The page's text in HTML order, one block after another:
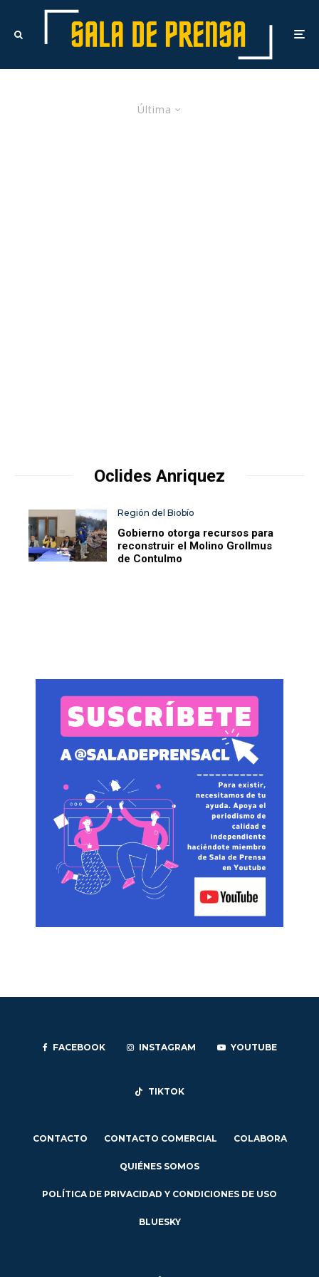
Última
Oclides Anriquez
Región del Biobío
Gobierno otorga recursos para
reconstruir el Molino Grollmus
de Contulmo
FACEBOOK INSTAGRAM YOUTUBE
TIKTOK
CONTACTO CONTACTO COMERCIAL COLABORA
QUIÉNES SOMOS
POLÍTICA DE PRIVACIDAD Y CONDICIONES DE USO
BLUESKY